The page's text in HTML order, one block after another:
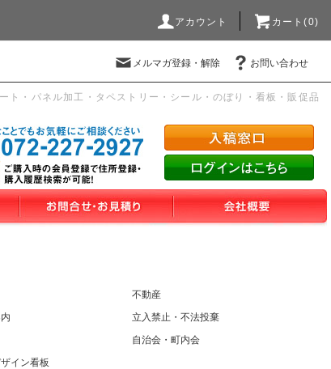
アカウント カート(0)
メルマガ登録・解除 お問い合わせ
ト・パネル加工・タペストリー・シール・のぼり・看板・販促品
不動産
立入禁止・不法投棄
自治会・町内会
イン看板